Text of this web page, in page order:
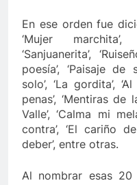
En ese orden fue
‘Mujer marchita’,
‘Sanjuanerita’,
poesía’, ‘Paisaje de
solo’, ‘La gordita’,
penas’, ‘Mentiras de
Valle’, ‘Calma mi
contra’, ‘El cariño
deber’, entre otras.
Al nombrar esas